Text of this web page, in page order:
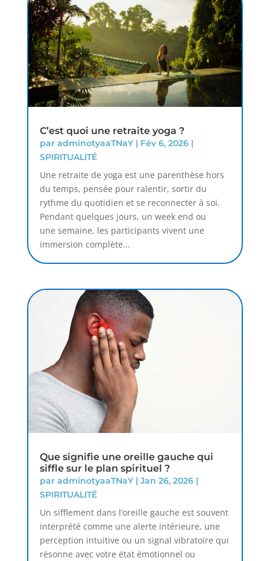
C’est quoi une retraite yoga ?
par adminotyaaTNaY| Fév 6, 2026|
SPIRITUALITÉ
Une retraite de yoga est une parenthèse hors
du temps, pensée pour ralentir, sortir du
rythme du quotidien et se reconnecter à soi.
Pendant quelques jours, un week end ou
une semaine, les participants vivent une
immersion complète...
Que signifie une oreille gauche qui
siffle sur le plan spirituel ?
par adminotyaaTNaY| Jan 26, 2026|
SPIRITUALITÉ
Un sifflement dans l’oreille gauche est souvent
interprété comme une alerte intérieure, une
perception intuitive ou un signal vibratoire qui
résonne avec votre état émotionnel ou